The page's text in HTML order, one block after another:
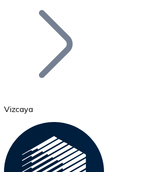
Bitcoin
Ethereum
Vizcaya